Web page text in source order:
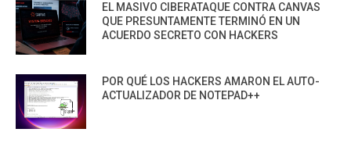
EL MASIVO CIBERATAQUE CONTRA CANVAS
QUE PRESUNTAMENTE TERMINÓ EN UN
ACUERDO SECRETO CON HACKERS
POR QUÉ LOS HACKERS AMARON EL AUTO-
ACTUALIZADOR DE NOTEPAD++